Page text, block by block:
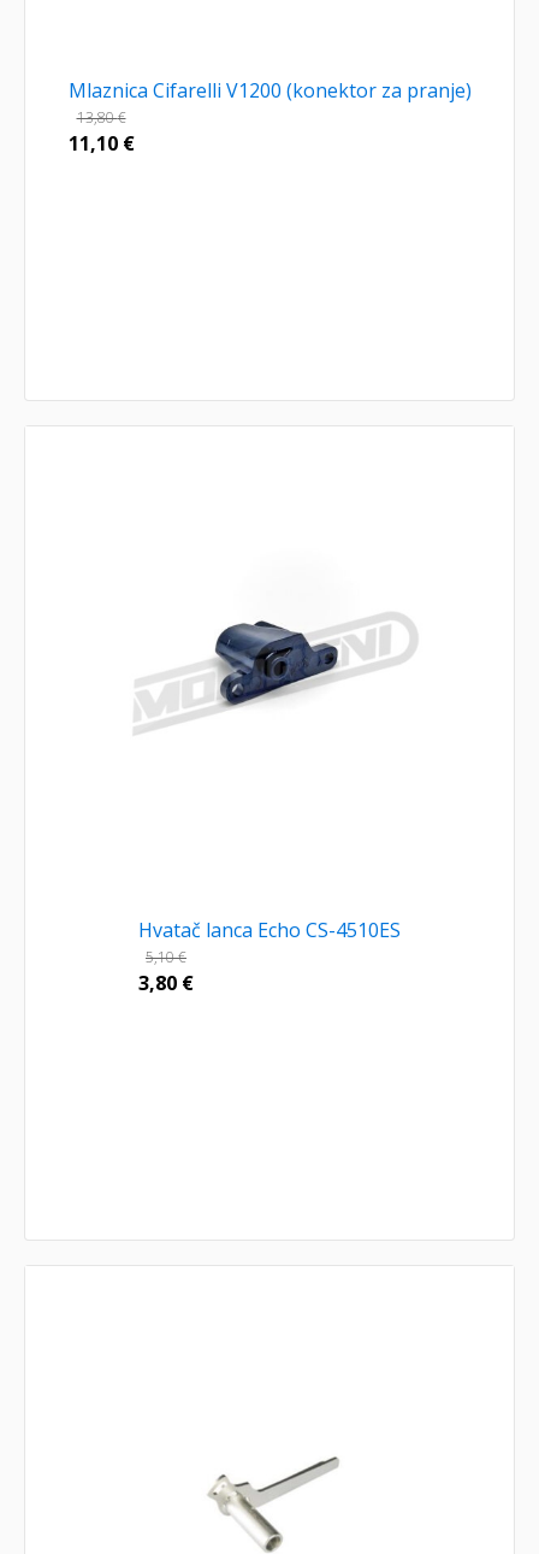
Mlaznica Cifarelli V1200 (konektor za pranje)
13,80€
11,10 €
Hvatač lanca Echo CS-4510ES
5,10€
3,80 €